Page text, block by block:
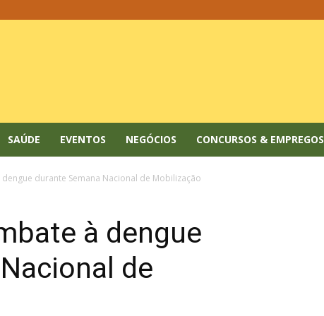
SAÚDE EVENTOS NEGÓCIOS CONCURSOS & EMPREGOS
durante Semana Nacional de Mobilização
à dengue
de